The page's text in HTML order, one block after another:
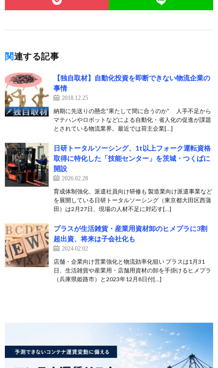
関連する記事
【独自取材】自動化投資を即断できない物流企業の
事情
2018.12.25
納期に先送りの懸念“果たして間に合うのか” 人手不足から
マテハンやロボットなどによる自動化・省人化の促進が課題
とされている物流業界。最近では荷主企業[…]
日研トータルソーシング、1t以上フォーク運転資格
取得に特化した「技能センター」を茨城・つくばに
開設
2026.02.28
育成体制強化、派遣社員向け研修も 製造業向け派遣事業など
を展開している日研トータルソーシング（東京都大田区西蒲
田）は2月27日、現場の人材不足に対応す[…]
プラスが生活雑貨・産業用資材卸のヒメプラに3割
超出資、将来は子会社化も
2024.02.02
店舗・企業向け営業強化と物流効率化狙い プラスは1月31
日、生活雑貨や産業用・店舗用資材の卸を手掛けるヒメプラ
（兵庫県姫路市）と2023年12月8日付[…]